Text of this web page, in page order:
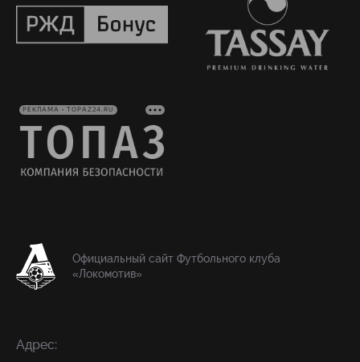
РЕКЛАМА • TOPAZ24.RU
Официальный сайт Футбольного клуба
«Локомотив»
Адрес: